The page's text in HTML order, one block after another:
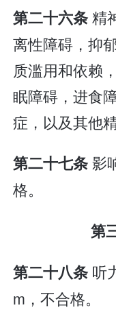
第二十六条精
离性障碍，抑
质滥用和依赖
眠障碍，进食
症，以及其他
第二十七条影
格。
第
第二十八条 听
m，不合格。